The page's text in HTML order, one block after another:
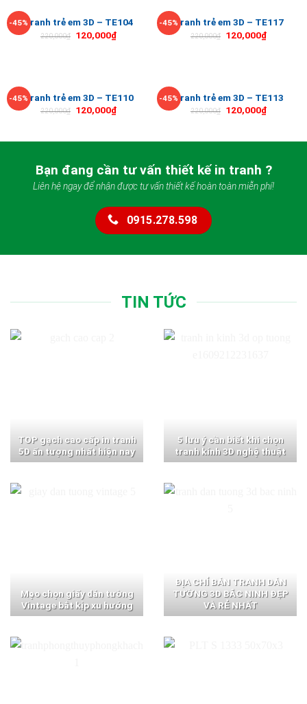
-45%Tranh trẻ em 3D – TE104
220,000₫ 120,000₫
-45%Tranh trẻ em 3D – TE117
220,000₫ 120,000₫
-45%Tranh trẻ em 3D – TE110
220,000₫ 120,000₫
-45%Tranh trẻ em 3D – TE113
220,000₫ 120,000₫
Bạn đang cần tư vấn thiết kế in tranh ?
Liên hệ ngay để nhận được tư vấn thiết kế hoàn toàn miễn phí!
0915.278.598
TIN TỨC
TOP gạch cao cấp in tranh
5D ấn tượng nhất hiện nay
5 lưu ý cần biết khi chọn
tranh kính 3D nghệ thuật
Mẹo chọn giấy dán tường
Vintage bắt kịp xu hướng
ĐỊA CHỈ BÁN TRANH DÁN
TƯỜNG 3D BẮC NINH ĐẸP
VÀ RẺ NHẤT